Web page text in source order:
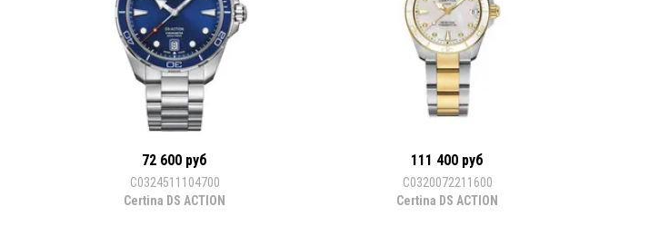
72 600 руб
С0324511104700
Certina DS ACTION
111 400 руб
С0320072211600
Certina DS ACTION